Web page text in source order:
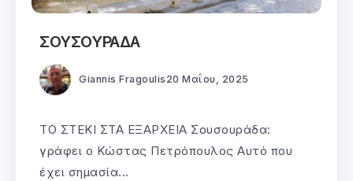
ΣΟΥΣΟΥΡΑΔΑ
Giannis Fragoulis 20 Μαΐου, 2025
ΤΟ ΣΤΕΚΙ ΣΤΑ ΕΞΑΡΧΕΙΑ Σουσουράδα:
γράφει ο Κώστας Πετρόπουλος Αυτό που
έχει σημασία...